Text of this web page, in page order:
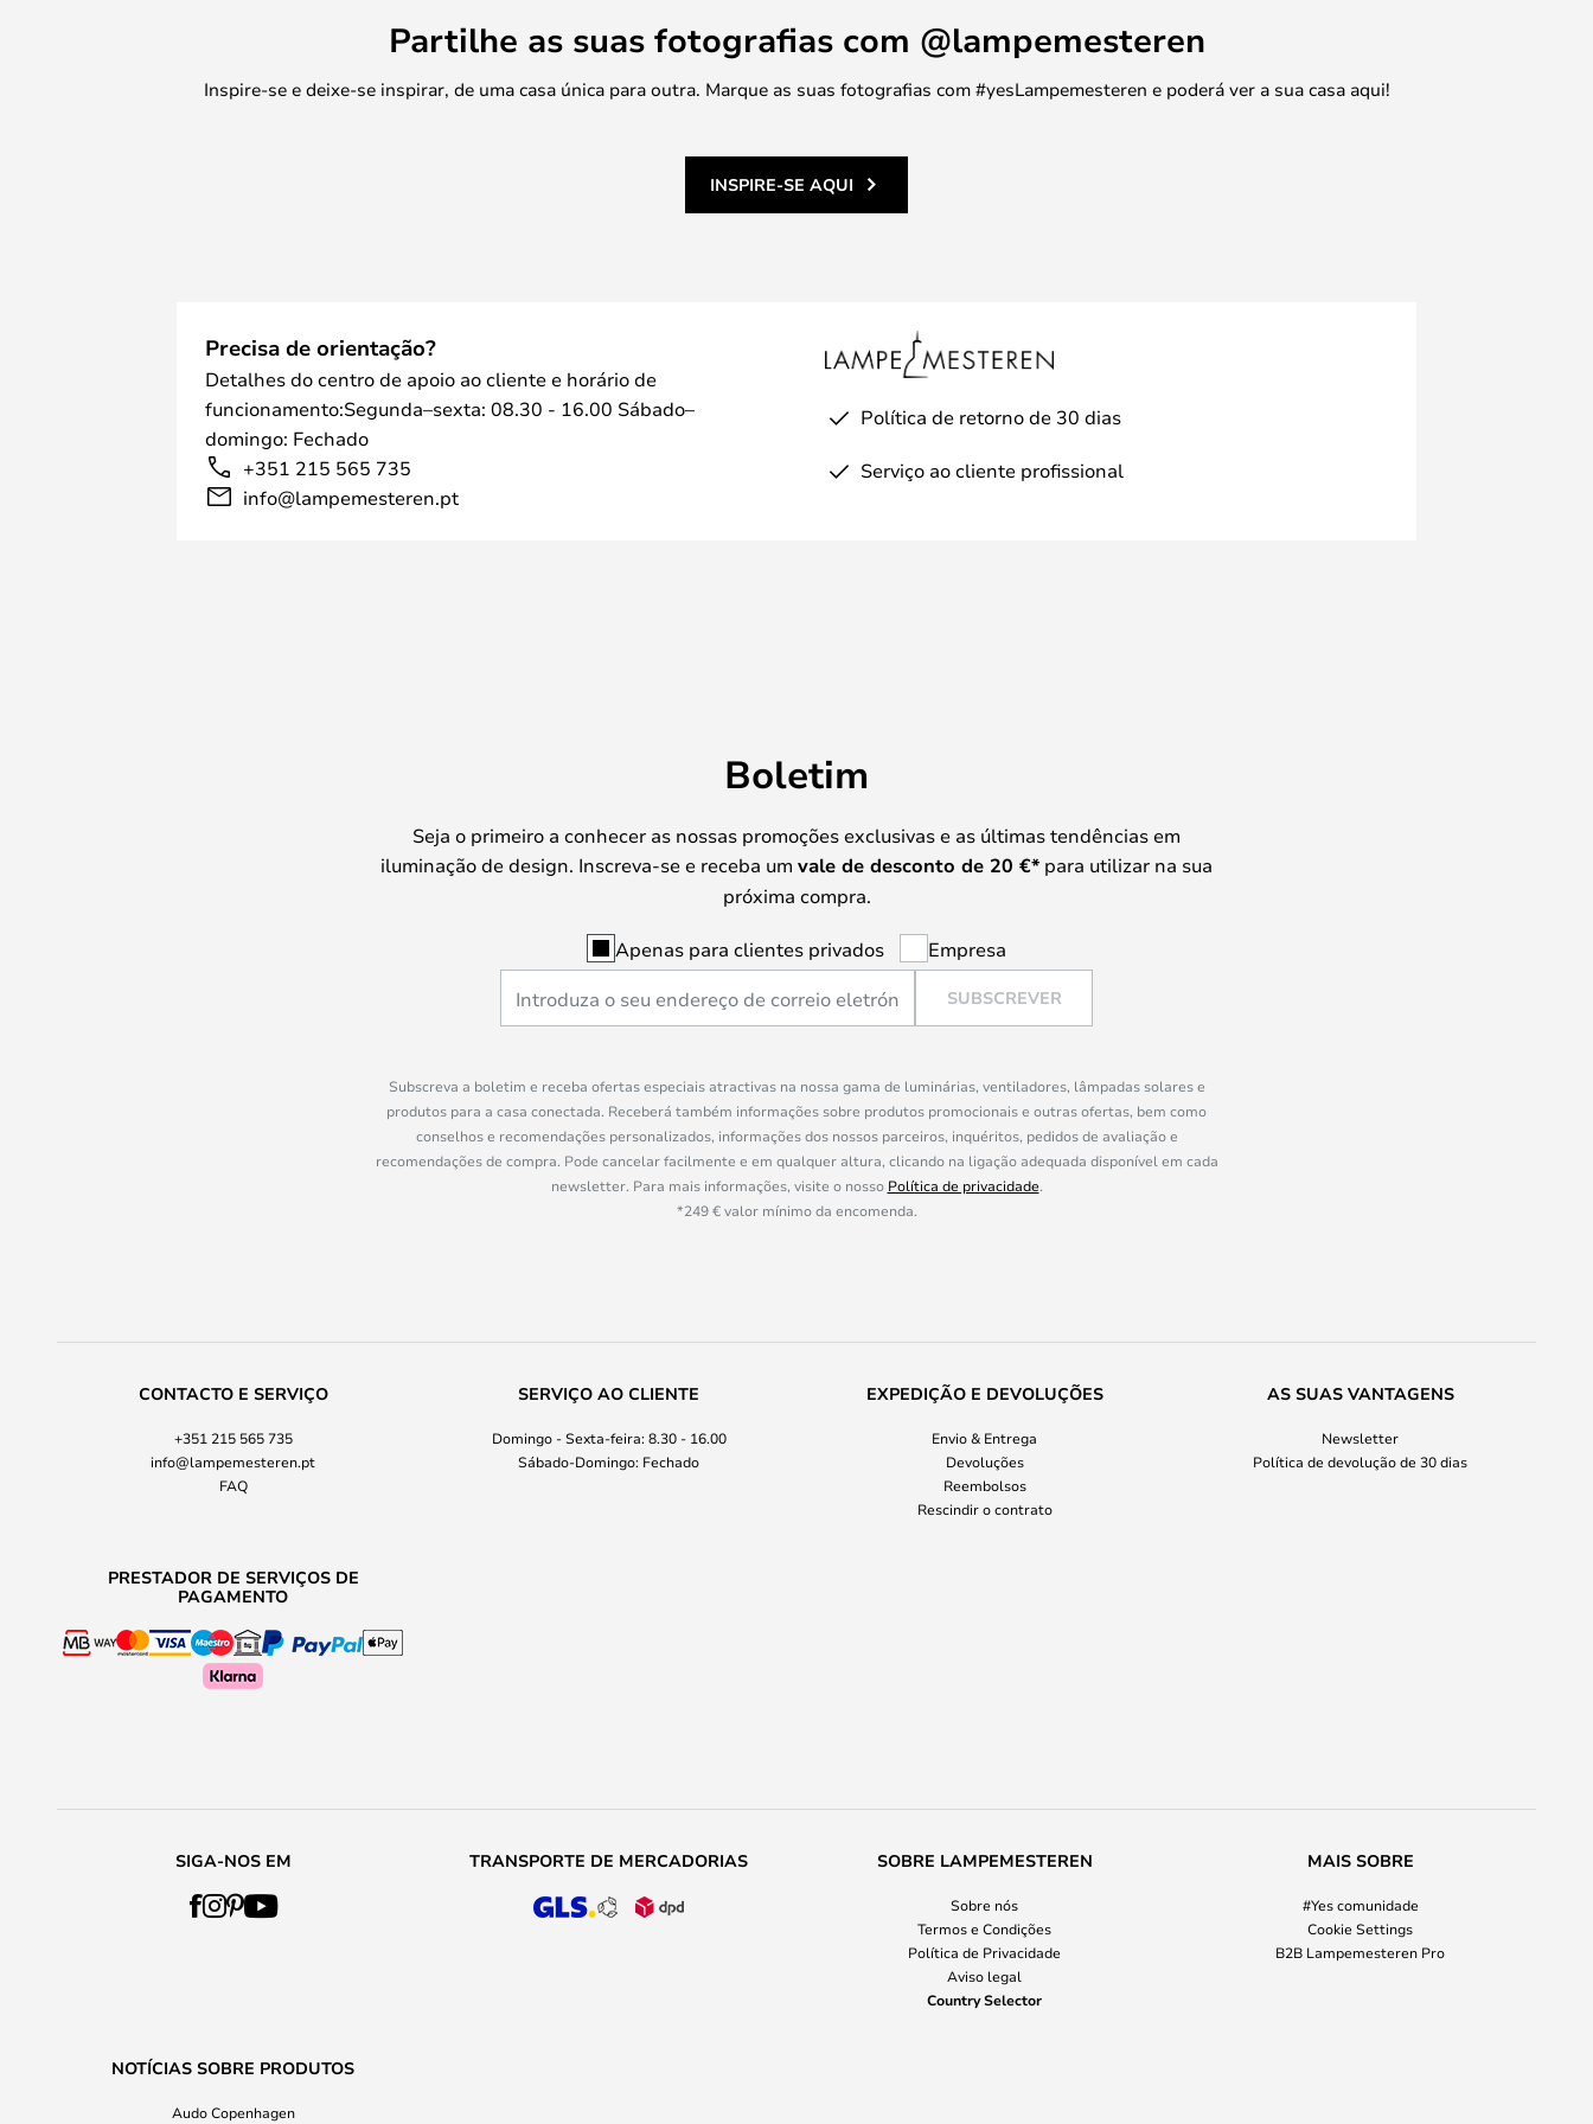
suspensos, candeeiros de parede, candeeiros de teto e candeeiros
de pé.
Partilhe as suas fotografias com @lampemesteren
Inspire-se e deixe-se inspirar, de uma casa única para outra. Marque as suas fotografias com #yesLampemesteren e poderá ver a sua casa aqui!
INSPIRE-SE AQUI
Precisa de orientação?
Detalhes do centro de apoio ao cliente e horário de
funcionamento:Segunda–sexta: 08.30 - 16.00 Sábado–
domingo: Fechado
+351 215 565 735
info@lampemesteren.pt
Política de retorno de 30 dias
Serviço ao cliente profissional
Boletim
Seja o primeiro a conhecer as nossas promoções exclusivas e as últimas tendências em
iluminação de design. Inscreva-se e receba um vale de desconto de 20 €* para utilizar na sua
próxima compra.
Apenas para clientes privados Empresa
SUBSCREVER
Subscreva a boletim e receba ofertas especiais atractivas na nossa gama de luminárias, ventiladores, lâmpadas solares e
produtos para a casa conectada. Receberá também informações sobre produtos promocionais e outras ofertas, bem como
conselhos e recomendações personalizados, informações dos nossos parceiros, inquéritos, pedidos de avaliação e
recomendações de compra. Pode cancelar facilmente e em qualquer altura, clicando na ligação adequada disponível em cada
newsletter. Para mais informações, visite o nosso Política de privacidade.
*249 € valor mínimo da encomenda.
CONTACTO E SERVIÇO
+351 215 565 735
info@lampemesteren.pt
FAQ
SERVIÇO AO CLIENTE
Domingo - Sexta-feira: 8.30 - 16.00
Sábado-Domingo: Fechado
EXPEDIÇÃO E DEVOLUÇÕES
Envio & Entrega
Devoluções
Reembolsos
Rescindir o contrato
AS SUAS VANTAGENS
Newsletter
Política de devolução de 30 dias
PRESTADOR DE SERVIÇOS DE
PAGAMENTO
SIGA-NOS EM TRANSPORTE DE MERCADORIAS SOBRE LAMPEMESTEREN
Sobre nós
Termos e Condições
Política de Privacidade
Aviso legal
Country Selector
MAIS SOBRE
#Yes comunidade
Cookie Settings
B2B Lampemesteren Pro
NOTÍCIAS SOBRE PRODUTOS
Audo Copenhagen